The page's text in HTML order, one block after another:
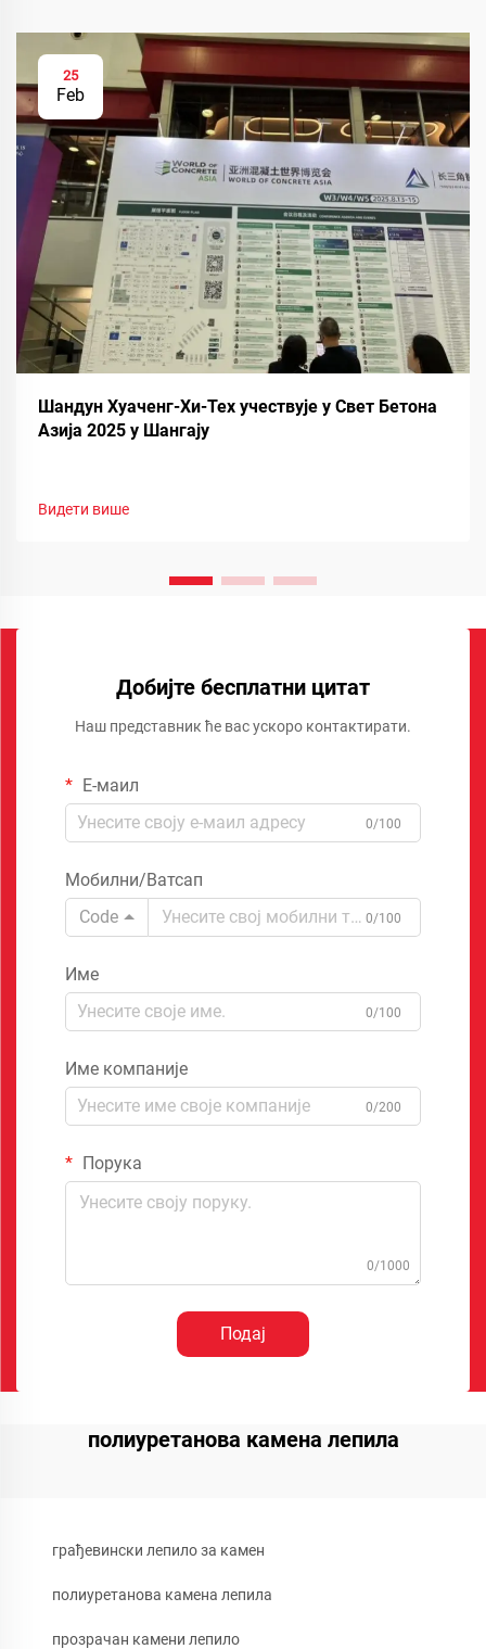
25
Feb
Шандун Хуаченг-Хи-Тех учествује у Свет Бетона
Азија 2025 у Шангају
Видети више
Добијте бесплатни цитат
Наш представник ће вас ускоро контактирати.
Е-маил
0/100
Мобилни/Ватсап
Code
0/100
Име
0/100
Име компаније
0/200
Порука
0/1000
Подај
полиуретанова камена лепила
грађевински лепило за камен
полиуретанова камена лепила
прозрачан камени лепило